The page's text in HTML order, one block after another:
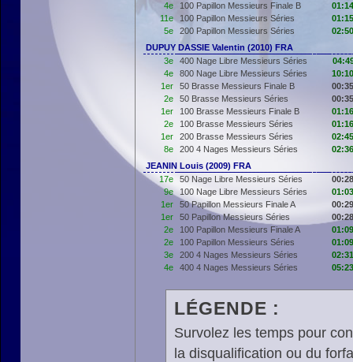
4e
100 Papillon Messieurs Finale B
11e
100 Papillon Messieurs Séries
5e
200 Papillon Messieurs Séries
DUPUY DASSIE Valentin (2010) FRA
3e
400 Nage Libre Messieurs Séries
4e
800 Nage Libre Messieurs Séries
1er
50 Brasse Messieurs Finale B
2e
50 Brasse Messieurs Séries
1er
100 Brasse Messieurs Finale B
2e
100 Brasse Messieurs Séries
1er
200 Brasse Messieurs Séries
8e
200 4 Nages Messieurs Séries
JEANIN Louis (2009) FRA
17e
50 Nage Libre Messieurs Séries
9e
100 Nage Libre Messieurs Séries
1er
50 Papillon Messieurs Finale A
1er
50 Papillon Messieurs Séries
2e
100 Papillon Messieurs Finale A
2e
100 Papillon Messieurs Séries
3e
200 4 Nages Messieurs Séries
4e
400 4 Nages Messieurs Séries
LÉGENDE :
Survolez les temps pour
la disqualification ou du